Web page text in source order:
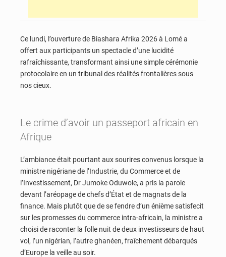
Ce lundi, l’ouverture de Biashara Afrika 2026 à Lomé a
offert aux participants un spectacle d’une lucidité
rafraîchissante, transformant ainsi une simple cérémonie
protocolaire en un tribunal des réalités frontalières sous
nos cieux.
Le crime d’avoir un passeport africain en
Afrique
L’ambiance était pourtant aux sourires convenus lorsque la
ministre nigériane de l’Industrie, du Commerce et de
l’Investissement, Dr Jumoke Oduwole, a pris la parole
devant l’aréopage de chefs d’État et de magnats de la
finance. Mais plutôt que de se fendre d’un énième satisfecit
sur les promesses du commerce intra-africain, la ministre a
choisi de raconter la folle nuit de deux investisseurs de haut
vol, l’un nigérian, l’autre ghanéen, fraîchement débarqués
d’Europe la veille au soir.